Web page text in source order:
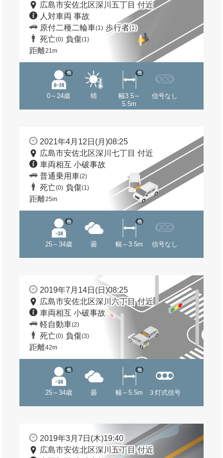
広島市安佐北区深川五丁目 付近
人対車両 事故
原付二種二輪車(1) 歩行者(1)
死亡(0) 負傷(1)
距離21m
0～24歳
他
晴
幅3.5～
5.5m
他
信号なし
2021年4月12日(月)08:25
広島市安佐北区深川七丁目 付近
車両相互 小破事故
普通乗用車(2)
死亡(0) 負傷(1)
距離25m
25～34歳
他
曇 幅～3.5m
他
信号なし
2019年7月14日(日)08:25
広島市安佐北区深川六丁目 付近
車両相互 小破事故
軽自動車(2)
死亡(0) 負傷(3)
距離42m
25～34歳
他
曇 幅～5.5m
他
３灯式信号
2019年3月7日(木)19:40
広島市安佐北区深川五丁目 付近